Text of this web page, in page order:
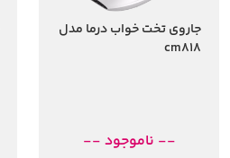
جاروی تخت خواب درما مدل
cm818
-- ناموجود --